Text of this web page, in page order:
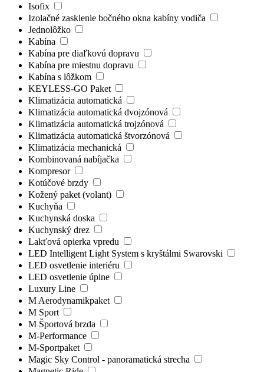
Isofix
Izolačné zasklenie bočného okna kabíny vodiča
Jednolôžko
Kabína
Kabína pre diaľkovú dopravu
Kabína pre miestnu dopravu
Kabína s lôžkom
KEYLESS-GO Paket
Klimatizácia automatická
Klimatizácia automatická dvojzónová
Klimatizácia automatická trojzónová
Klimatizácia automatická štvorzónová
Klimatizácia mechanická
Kombinovaná nabíjačka
Kompresor
Kotúčové brzdy
Kožený paket (volant)
Kuchyňa
Kuchynská doska
Kuchynský drez
Lakťová opierka vpredu
LED Intelligent Light System s kryštálmi Swarovski
LED osvetlenie interiéru
LED osvetlenie úplne
Luxury Line
M Aerodynamikpaket
M Sport
M Športová brzda
M-Performance
M-Sportpaket
Magic Sky Control - panoramatická strecha